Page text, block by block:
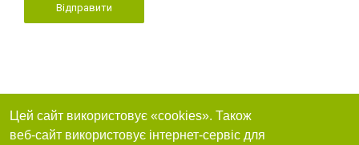
Відправити
Цей сайт використовує «cookies». Також
веб-сайт використовує інтернет-сервіс для